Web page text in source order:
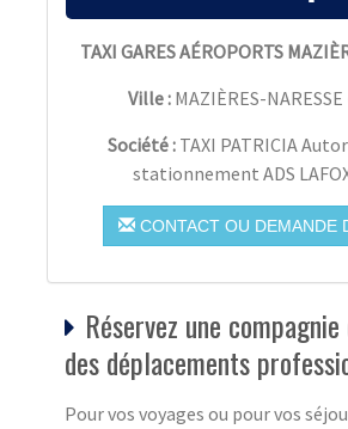
TAXI GARES AÉROPORTS
Ville : MAZIÈRES-NARESSE
Société : TAXI PATRICIA
stationnement ADS
CONTACT OU DEMANDE
Réservez une
des déplacements
Pour vos voyages ou pour vos